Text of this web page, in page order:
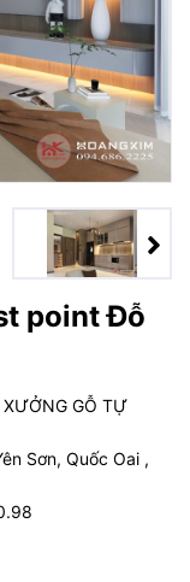
point Đỗ
XƯỞNG GỖ TỰ
Sơn, Quốc Oai ,